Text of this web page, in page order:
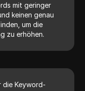
mit geringer
keinen genau
um die
zu erhöhen.
die Keyword-